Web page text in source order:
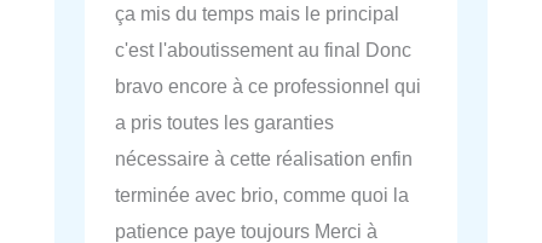
ça mis du temps mais le principal
c'est l'aboutissement au final Donc
bravo encore à ce professionnel qui
a pris toutes les garanties
nécessaire à cette réalisation enfin
terminée avec brio, comme quoi la
patience paye toujours Merci à